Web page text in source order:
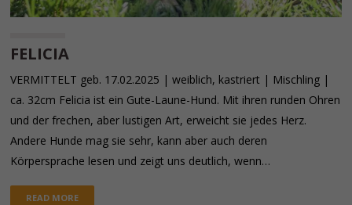
FELICIA
VERMITTELT geb. 17.02.2025 | weiblich, kastriert | Mischling |
ca. 32cm Felicia ist ein Gute-Laune-Hund. Mit ihren runden Ohren
und der frechen, aber lustigen Art, erweicht sie jedes Herz.
Andere Hunde mag sie sehr, kann aber auch deren
Körpersprache lesen und zeigt uns deutlich, wenn…
READ MORE